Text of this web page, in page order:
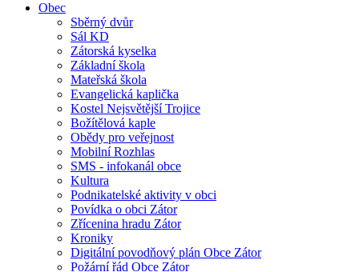
Obec
Sběrný dvůr
Sál KD
Zátorská kyselka
Základní škola
Mateřská škola
Evangelická kaplička
Kostel Nejsvětější Trojice
Božítělová kaple
Obědy pro veřejnost
Mobilní Rozhlas
SMS - infokanál obce
Kultura
Podnikatelské aktivity v obci
Povídka o obci Zátor
Zřícenina hradu Zátor
Kroniky
Digitální povodňový plán Obce Zátor
Požární řád Obce Zátor